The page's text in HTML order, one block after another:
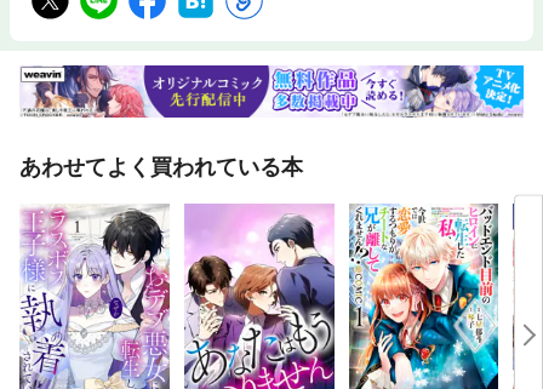
あわせてよく買われている本